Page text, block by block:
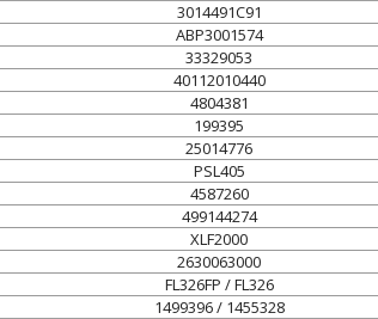
3014491C91
ABP3001574
33329053
40112010440
4804381
199395
25014776
PSL405
4587260
499144274
XLF2000
2630063000
FL326FP / FL326
1499396 / 1455328